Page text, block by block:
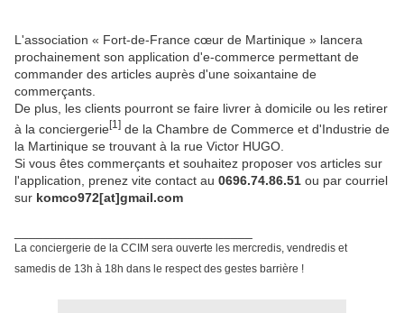
L'association « Fort-de-France cœur de Martinique » lancera
prochainement son application d'e-commerce permettant de
commander des articles auprès d'une soixantaine de
commerçants.
De plus, les clients pourront se faire livrer à domicile ou les retirer
à la conciergerie[1] de la Chambre de Commerce et d'Industrie de
la Martinique se trouvant à la rue Victor HUGO.
Si vous êtes commerçants et souhaitez proposer vos articles sur
l'application, prenez vite contact au 0696.74.86.51 ou par courriel
sur komco972[at]gmail.com
La conciergerie de la CCIM sera ouverte les mercredis, vendredis et
samedis de 13h à 18h dans le respect des gestes barrière !